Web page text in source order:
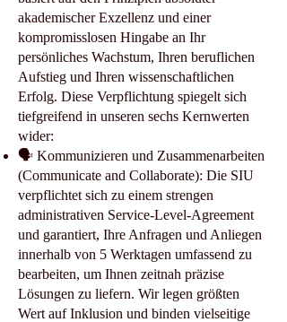
akademischer Exzellenz und einer
kompromisslosen Hingabe an Ihr
persönliches Wachstum, Ihren beruflichen
Aufstieg und Ihren wissenschaftlichen
Erfolg. Diese Verpflichtung spiegelt sich
tiefgreifend in unseren sechs Kernwerten
wider:
🗣️ Kommunizieren und Zusammenarbeiten
(Communicate and Collaborate): Die SIU
verpflichtet sich zu einem strengen
administrativen Service-Level-Agreement
und garantiert, Ihre Anfragen und Anliegen
innerhalb von 5 Werktagen umfassend zu
bearbeiten, um Ihnen zeitnah präzise
Lösungen zu liefern. Wir legen größten
Wert auf Inklusion und binden vielseitige